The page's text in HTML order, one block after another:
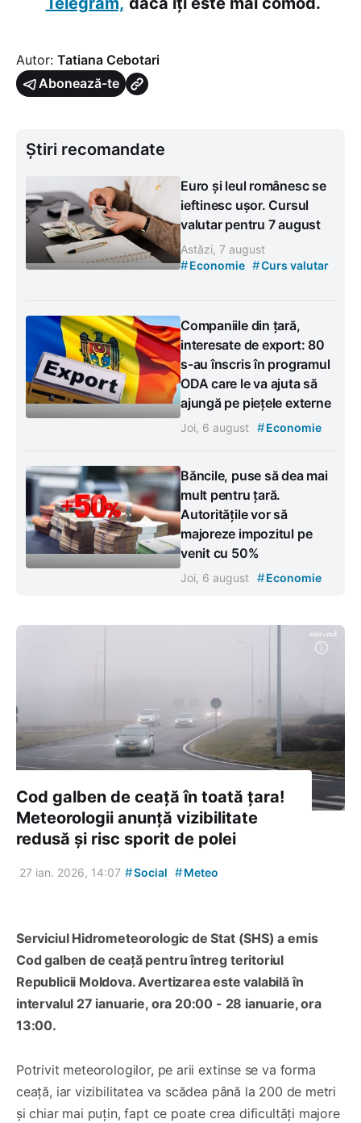
Autor: Tatiana Cebotari
Abonează-te
Știri recomandate
Euro și leul românesc se
ieftinesc ușor. Cursul
valutar pentru 7 august
Astăzi, 7 august
#Economie #Curs valutar
Companiile din țară,
interesate de export: 80
s-au înscris în programul
ODA care le va ajuta să
ajungă pe piețele externe
Joi, 6 august #Economie
Băncile, puse să dea mai
mult pentru țară.
Autoritățile vor să
majoreze impozitul pe
venit cu 50%
Joi, 6 august #Economie
Cod galben de ceață în toată țara!
Meteorologii anunță vizibilitate
redusă și risc sporit de polei
27 ian. 2026, 14:07 #Social #Meteo
Serviciul Hidrometeorologic de Stat (SHS) a emis
Cod galben de ceață pentru întreg teritoriul
Republicii Moldova. Avertizarea este valabilă în
intervalul 27 ianuarie, ora 20:00 - 28 ianuarie, ora
13:00.
Potrivit meteorologilor, pe arii extinse se va forma
ceață, iar vizibilitatea va scădea până la 200 de metri
și chiar mai puțin, fapt ce poate crea dificultăți majore